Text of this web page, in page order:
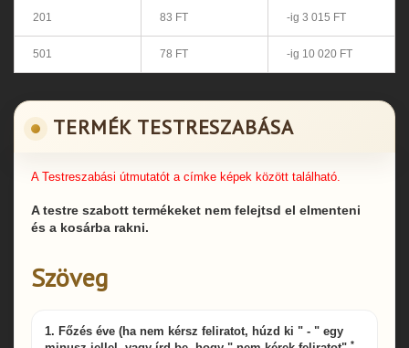
201 83 FT -ig 3 015 FT
501 78 FT -ig 10 020 FT
TERMÉK TESTRESZABÁSA
A Testreszabási útmutatót a címke képek között található.
A testre szabott termékeket nem felejtsd el elmenteni
és a kosárba rakni.
Szöveg
1. Főzés éve (ha nem kérsz feliratot, húzd ki " - " egy
*